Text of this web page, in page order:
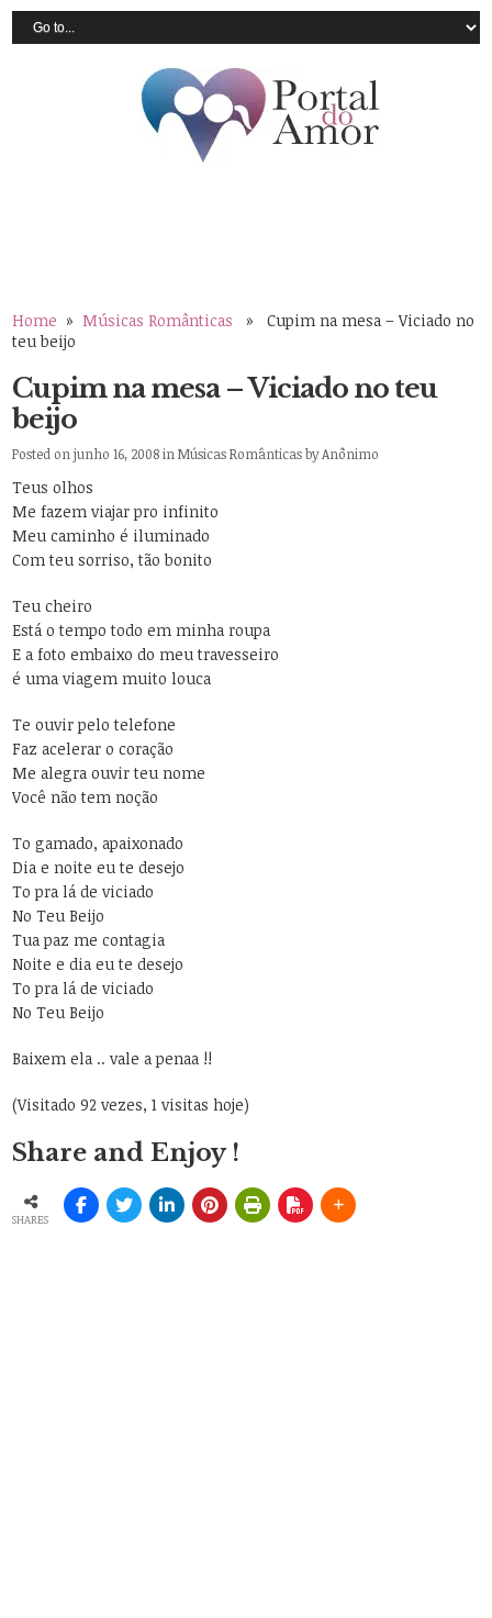
Home » Músicas Românticas » Cupim na mesa – Viciado no
teu beijo
Cupim na mesa – Viciado no teu
beijo
Posted on junho 16, 2008 inMúsicas RomânticasbyAnônimo
Teus olhos
Me fazem viajar pro infinito
Meu caminho é iluminado
Com teu sorriso, tão bonito
Teu cheiro
Está o tempo todo em minha roupa
E a foto embaixo do meu travesseiro
é uma viagem muito louca
Te ouvir pelo telefone
Faz acelerar o coração
Me alegra ouvir teu nome
Você não tem noção
To gamado, apaixonado
Dia e noite eu te desejo
To pra lá de viciado
No Teu Beijo
Tua paz me contagia
Noite e dia eu te desejo
To pra lá de viciado
No Teu Beijo
Baixem ela .. vale a penaa !!
(Visitado 92 vezes, 1 visitas hoje)
Share and Enjoy !
SHARES